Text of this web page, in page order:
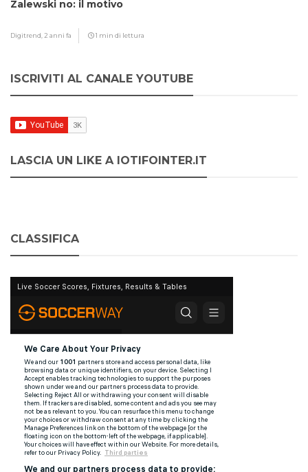
Zalewski no: il motivo
Digitrend, 2 anni fa 1 min di lettura
ISCRIVITI AL CANALE YOUTUBE
LASCIA UN LIKE A IOTIFOINTER.IT
CLASSIFICA